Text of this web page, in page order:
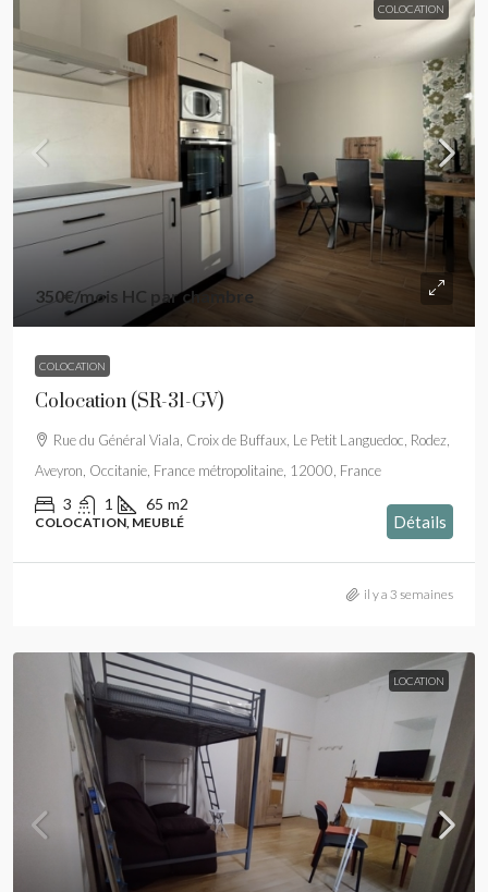
COLOCATION
350€/mois HC par chambre
COLOCATION
Colocation (SR-31-GV)
Rue du Général Viala, Croix de Buffaux, Le Petit Languedoc, Rodez,
Aveyron, Occitanie, France métropolitaine, 12000, France
3 1 65 m2
COLOCATION, MEUBLÉ Détails
il y a 3 semaines
LOCATION